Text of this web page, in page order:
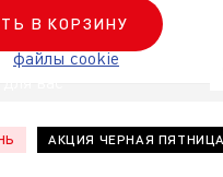
В КОРЗИНУ
АКЦИЯ ЧЕРНАЯ ПЯТНИЦА
файлы cookieчтобы